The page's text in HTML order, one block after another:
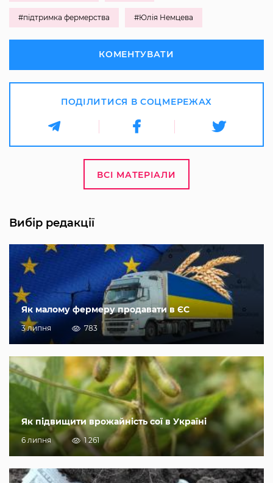
#підтримка фермерства #Юлія Немцева
КОМЕНТУВАТИ
ПОДІЛИТИСЯ В СОЦМЕРЕЖАХ
ВСІ МАТЕРІАЛИ
Вибір редакції
Як малому фермеру продавати в ЄС
3 липня 783
Як підвищити врожайність сої в Україні
6 липня 1 261